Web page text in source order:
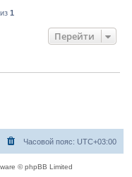
из1
Перейти
Часовой пояс: UTC+03:00
© phpBB Limited